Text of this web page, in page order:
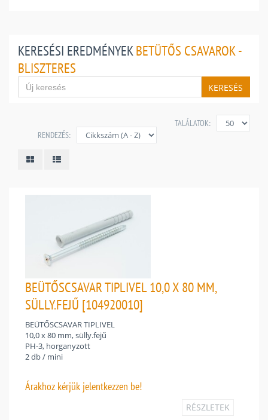
KERESÉSI EREDMÉNYEKBETÜTŐS CSAVAROK -
BLISZTERES
KERESÉS
TALÁLATOK:
RENDEZÉS:
BEÜTŐSCSAVAR TIPLIVEL 10,0 X 80 MM,
SÜLLY.FEJŰ [104920010]
BEÜTŐSCSAVAR TIPLIVEL
10,0 x 80 mm, sülly.fejű
PH-3, horganyzott
2 db / mini
Árakhoz kérjük jelentkezzen be!
RÉSZLETEK